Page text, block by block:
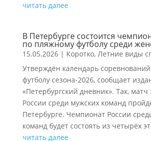
читать далее
В Петербурге состоится
по пляжному футболу среди
15.05.2026| Коротко, Летние виды
Утверждён календарь
футболу сезона-2026, сообщает
«Петербургский дневник». Так, матч
России среди мужских команд
Петербурге. Чемпионат России
команд будет состоять из четырёх
читать далее